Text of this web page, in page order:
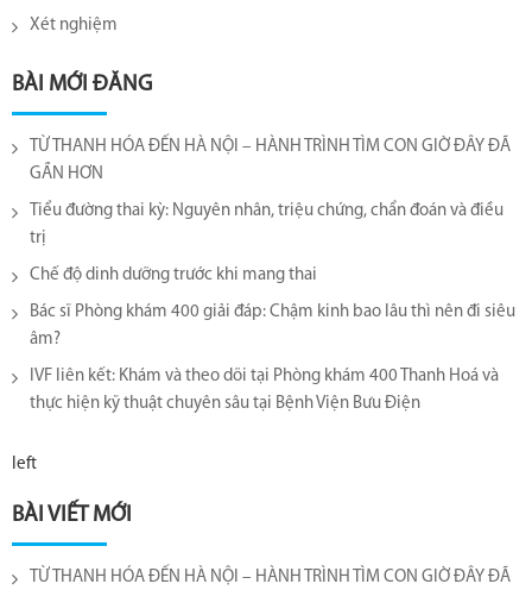
Xét nghiệm
BÀI MỚI ĐĂNG
TỪ THANH HÓA ĐẾN HÀ NỘI – HÀNH TRÌNH TÌM CON GIỜ ĐÂY ĐÃ
GẦN HƠN
Tiểu đường thai kỳ: Nguyên nhân, triệu chứng, chẩn đoán và điều
trị
Chế độ dinh dưỡng trước khi mang thai
Bác sĩ Phòng khám 400 giải đáp: Chậm kinh bao lâu thì nên đi siêu
âm?
IVF liên kết: Khám và theo dõi tại Phòng khám 400 Thanh Hoá và
thực hiện kỹ thuật chuyên sâu tại Bệnh Viện Bưu Điện
left
BÀI VIẾT MỚI
TỪ THANH HÓA ĐẾN HÀ NỘI – HÀNH TRÌNH TÌM CON GIỜ ĐÂY ĐÃ